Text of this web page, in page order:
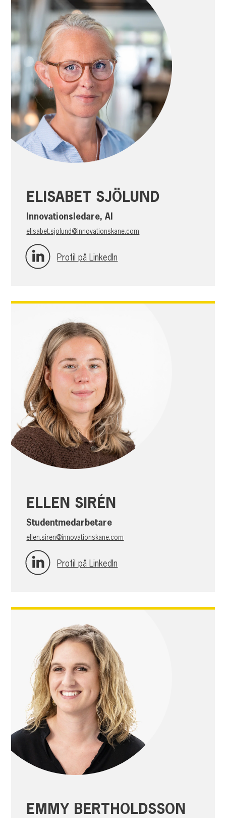
ELISABET SJÖLUND
Innovationsledare, AI
elisabet.sjolund@innovationskane.com
Profil på LinkedIn
ELLEN SIRÉN
Studentmedarbetare
ellen.siren@innovationskane.com
Profil på LinkedIn
EMMY BERTHOLDSSON